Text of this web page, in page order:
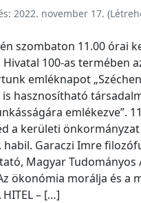
2022. november 17.
szombaton 11.00 órai
100-as termében
emléknapot
is hasznosítható
emlékezve”.
a kerületi
habil. Garaczi Imre
Magyar Tudományos
ökonómia morálja és a
– […]